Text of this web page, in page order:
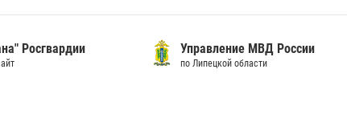
Росгвардии Управление МВД России
по Липецкой области